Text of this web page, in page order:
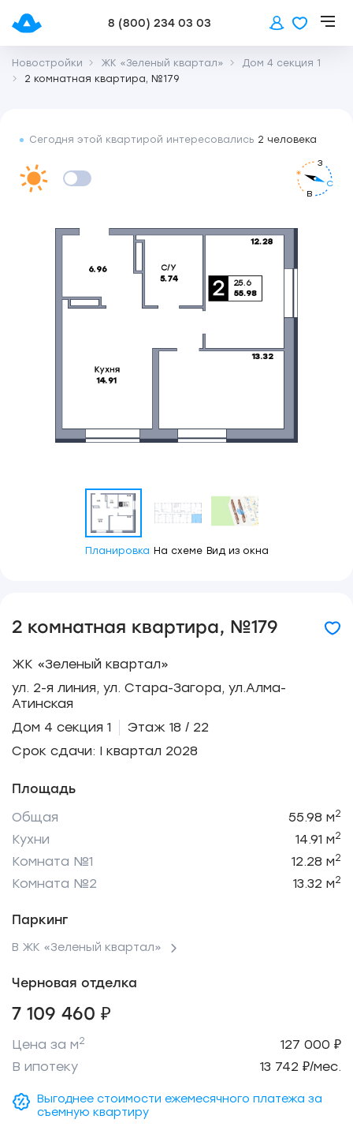
8 (800) 234 03 03
Новостройки ЖК «Зеленый квартал»
Дом 4 секция 1
2 комнатная квартира, №179
Сегодня этой квартирой интересовались 2 человека
С
В
З
Планировка На схеме Вид из окна
2 комнатная квартира, №179
ЖК «Зеленый квартал»
ул. 2-я линия, ул. Стара-Загора, ул.Алма-
Атинская
Дом 4 секция 1
Этаж 18 / 22
Срок сдачи: I квартал 2028
Площадь
Общая
55.98 м2
Кухни 14.91 м2
Комната №1 12.28 м2
Комната №2 13.32 м2
Паркинг
В ЖК «Зеленый квартал»
Черновая отделка
7 109 460 ₽
Цена за м2
127 000 ₽
В ипотеку
13 742 ₽/мес.
Выгоднее стоимости ежемесячного платежа за
съемную квартиру